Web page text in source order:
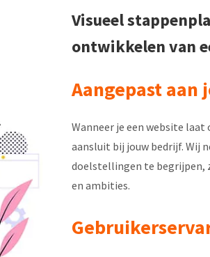
Visueel
ontwikkelen van
Aangepast
Wanneer je een website
aansluit bij jouw bedrijf. Wij
doelstellingen te begrijpen,
en ambities.